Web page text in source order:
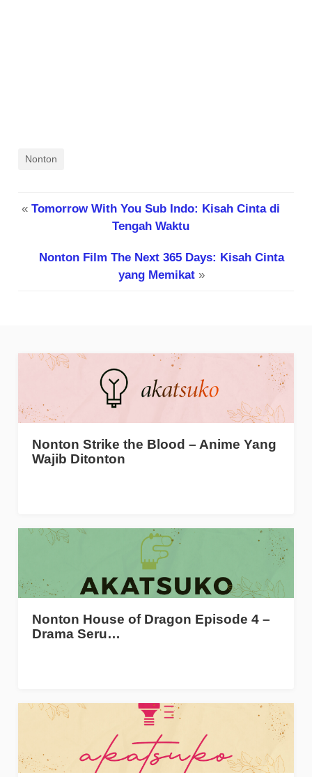
Nonton
« Tomorrow With You Sub Indo: Kisah Cinta di
Tengah Waktu
Nonton Film The Next 365 Days: Kisah Cinta
yang Memikat»
Nonton Strike the Blood – Anime Yang
Wajib Ditonton
Nonton House of Dragon Episode 4 –
Drama Seru…